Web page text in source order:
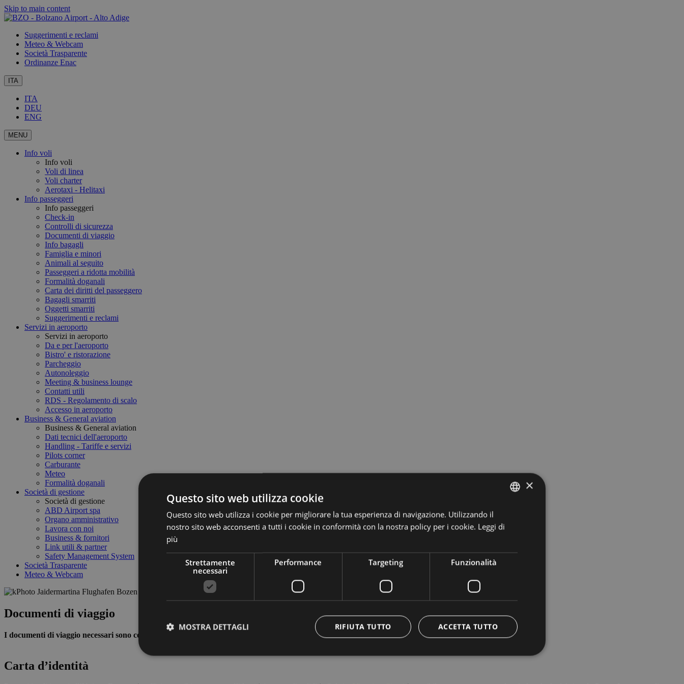
Skip to main content
Suggerimenti e reclami
Meteo & Webcam
Società Trasparente
Ordinanze Enac
ITA
ITA
DEU
ENG
MENU
Info voli
Info voli
Voli di linea
Voli charter
Aerotaxi - Helitaxi
Info passeggeri
Info passeggeri
Check-in
Controlli di sicurezza
Documenti di viaggio
Info bagagli
Famiglia e minori
Animali al seguito
Passeggeri a ridotta mobilità
Formalità doganali
Carta dei diritti del passeggero
Bagagli smarriti
Oggetti smarriti
Suggerimenti e reclami
Servizi in aeroporto
Servizi in aeroporto
Da e per l'aeroporto
Bistro' e ristorazione
Parcheggio
Autonoleggio
Meeting & business lounge
Contatti utili
RDS - Regolamento di scalo
Accesso in aeroporto
Business & General aviation
Business & General aviation
Dati tecnici dell'aeroporto
Handling - Tariffe e servizi
Pilots corner
Carburante
Meteo
Formalità doganali
Società di gestione
Società di gestione
ABD Airport spa
Organo amministrativo
Lavora con noi
Business & fornitori
Link utili & partner
Safety Management System
Società Trasparente
Meteo & Webcam
Documenti di viaggio
I documenti di viaggio necessari sono correlati alla destinazione e alle condizioni di ingresso e transito.
Carta d’identità
ENGLISH
×
Questo sito web utilizza cookie
Questo sito web utilizza i cookie per migliorare la tua esperienza di navigazione. Utilizzando il
nostro sito web acconsenti a tutti i cookie in conformità con la nostra policy per i cookie. Leggi di
più
Strettamente
necessari
Performance Targeting Funzionalità
ACCETTA TUTTO
RIFIUTA TUTTO
MOSTRA DETTAGLI